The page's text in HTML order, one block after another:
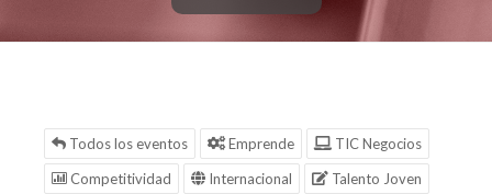
Todos los eventos Emprende
TIC Negocios
Competitividad
Internacional
Talento Joven